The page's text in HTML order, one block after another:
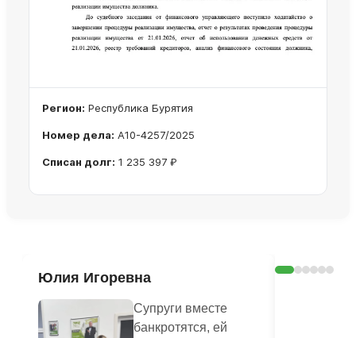
Регион: Республика Бурятия
Номер дела: А10-4257/2025
Списан долг: 1 235 397 ₽
Юлия Игоревна
Супруги вместе
банкротятся, ей